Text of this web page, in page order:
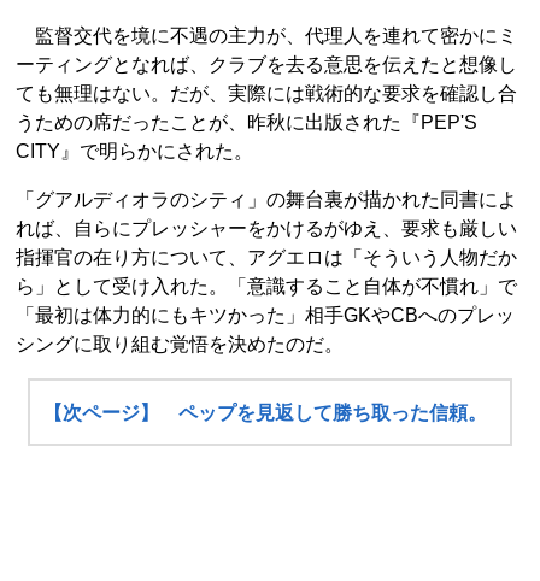
監督交代を境に不遇の主力が、代理人を連れて密かにミ
ーティングとなれば、クラブを去る意思を伝えたと想像し
ても無理はない。だが、実際には戦術的な要求を確認し合
うための席だったことが、昨秋に出版された『PEP'S
CITY』で明らかにされた。
「グアルディオラのシティ」の舞台裏が描かれた同書によ
れば、自らにプレッシャーをかけるがゆえ、要求も厳しい
指揮官の在り方について、アグエロは「そういう人物だか
ら」として受け入れた。「意識すること自体が不慣れ」で
「最初は体力的にもキツかった」相手GKやCBへのプレッ
シングに取り組む覚悟を決めたのだ。
【次ページ】 ペップを見返して勝ち取った信頼。